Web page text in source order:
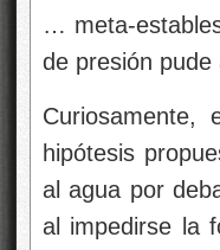
… meta-
de presión
hipótesis
al agua por
al impedirse la